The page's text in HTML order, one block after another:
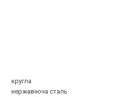
кругла
нержавіюча сталь